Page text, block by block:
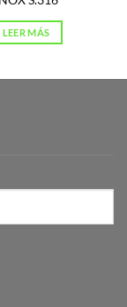
LEER MÁS